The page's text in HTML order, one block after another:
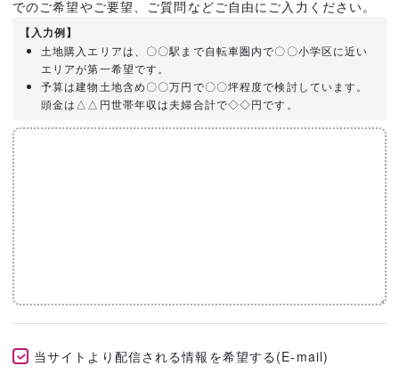
でのご希望やご要望、ご質問などご自由にご入力ください。
【入力例】
土地購入エリアは、〇〇駅まで自転車圏内で〇〇小学区に近い
エリアが第一希望です。
予算は建物土地含め〇〇万円で〇〇坪程度で検討しています。
頭金は△△円世帯年収は夫婦合計で◇◇円です。
当サイトより配信される情報を希望する(E-mail)